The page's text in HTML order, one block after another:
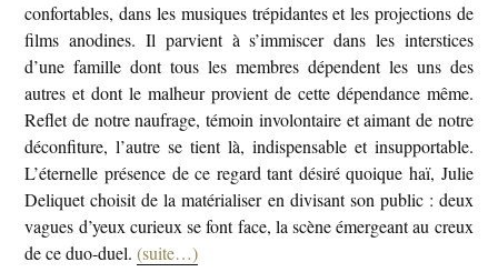
confortables, dans les musiques trépidantes et les projections de
films anodines. Il parvient à s’immiscer dans les interstices
d’une famille dont tous les membres dépendent les uns des
autres et dont le malheur provient de cette dépendance même.
Reflet de notre naufrage, témoin involontaire et aimant de notre
déconfiture, l’autre se tient là, indispensable et insupportable.
L’éternelle présence de ce regard tant désiré quoique haï, Julie
Deliquet choisit de la matérialiser en divisant son public : deux
vagues d’yeux curieux se font face, la scène émergeant au creux
de ce duo-duel.(suite…)